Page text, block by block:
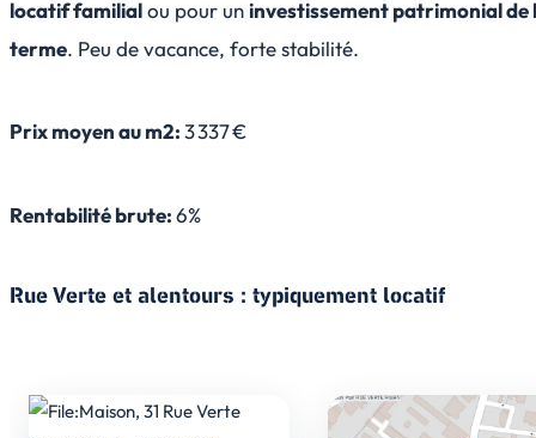
locatif familialou pour uninvestissement patrimonial de
terme. Peu de vacance, forte stabilité.
Prix moyen au m2:3 337 €
Rentabilité brute:6%
Rue Verte et alentours : typiquement locatif